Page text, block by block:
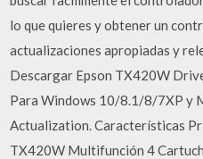
lo que quieres y obtener un
actualizaciones apropiadas y
Descargar Epson TX420W
Para Windows 10/8.1/8/7XP y
Actualization. Características
TX420W Multifunción 4